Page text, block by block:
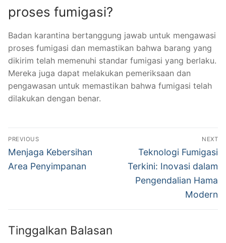
proses fumigasi?
Badan karantina bertanggung jawab untuk mengawasi
proses fumigasi dan memastikan bahwa barang yang
dikirim telah memenuhi standar fumigasi yang berlaku.
Mereka juga dapat melakukan pemeriksaan dan
pengawasan untuk memastikan bahwa fumigasi telah
dilakukan dengan benar.
Navigasi
pos
PREVIOUS
Previous
post:
Menjaga Kebersihan
Area Penyimpanan
NEXT
Next
post:
Teknologi Fumigasi
Terkini: Inovasi dalam
Pengendalian Hama
Modern
Tinggalkan Balasan